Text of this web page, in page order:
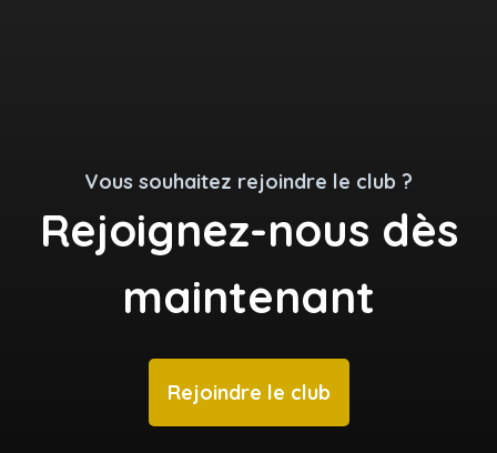
Vous souhaitez rejoindre le club ?
Rejoignez-nous dès
maintenant
Rejoindre le club